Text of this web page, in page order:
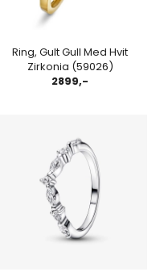
Ring, Gult Gull Med Hvit
Zirkonia (59026)
2899,-